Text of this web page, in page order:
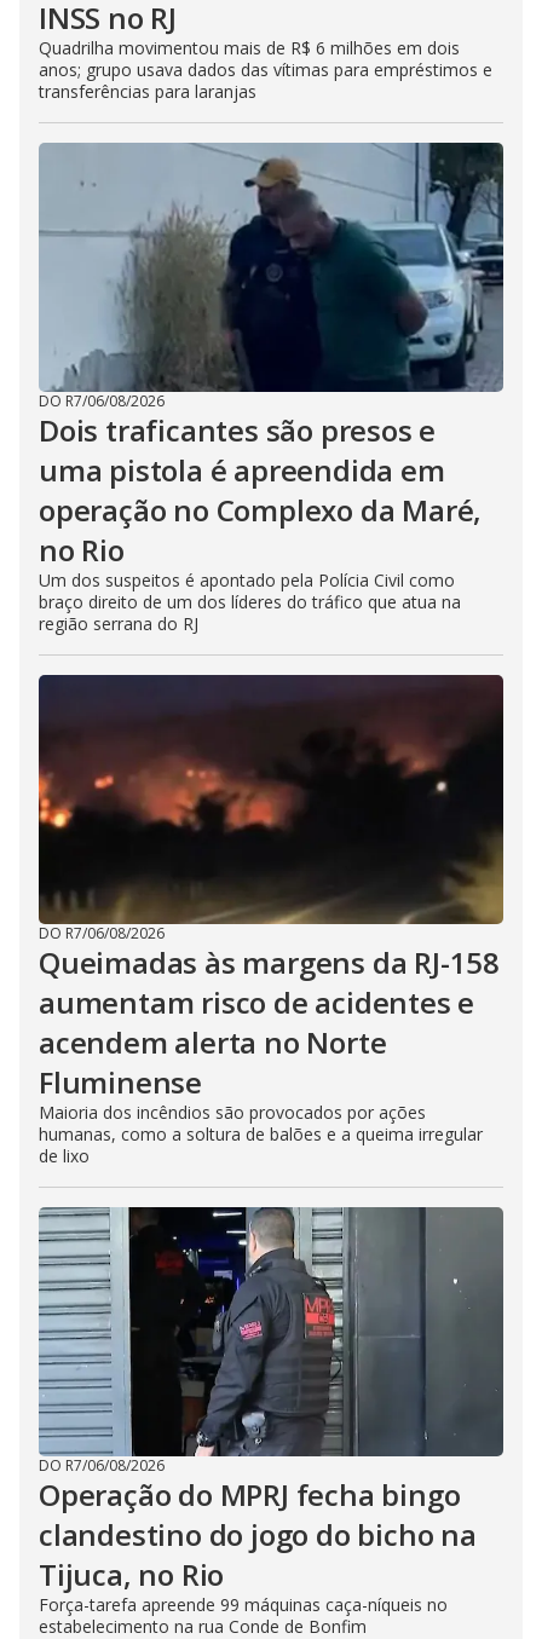
INSS no RJ
Quadrilha movimentou mais de R$ 6 milhões em dois
anos; grupo usava dados das vítimas para empréstimos e
transferências para laranjas
DO R7/06/08/2026
Dois traficantes são presos e
uma pistola é apreendida em
operação no Complexo da Maré,
no Rio
Um dos suspeitos é apontado pela Polícia Civil como
braço direito de um dos líderes do tráfico que atua na
região serrana do RJ
DO R7/06/08/2026
Queimadas às margens da RJ-158
aumentam risco de acidentes e
acendem alerta no Norte
Fluminense
Maioria dos incêndios são provocados por ações
humanas, como a soltura de balões e a queima irregular
de lixo
DO R7/06/08/2026
Operação do MPRJ fecha bingo
clandestino do jogo do bicho na
Tijuca, no Rio
Força-tarefa apreende 99 máquinas caça-níqueis no
estabelecimento na rua Conde de Bonfim